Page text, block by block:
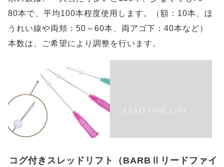
80本で、平均100本程度使用します。（額：10本、ほ
うれい線や両頬：50～60本、両アゴ下：40本など）
本数は、ご希望により調整を行います。
コグ付きスレッドリフト（BARBⅡリードファイ